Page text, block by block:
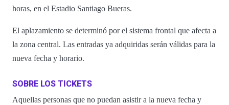
horas, en el Estadio Santiago Bueras.
El aplazamiento se determinó por el sistema frontal que afecta a
la zona central. Las entradas ya adquiridas serán válidas para la
nueva fecha y horario.
SOBRE LOS TICKETS
Aquellas personas que no puedan asistir a la nueva fecha y